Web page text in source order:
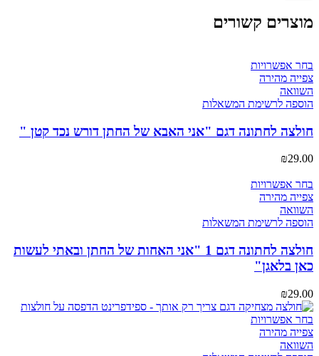
מוצרים קשורים
בחר אפשרויות
מספר
ניתן
לבחור
המוצר
צפייה מהירה
השוואה
הוספה לרשימת המשאלות
חולצה לחתונה דגם "אני האבא של החתן דורש נכד קטן "
₪29.00
בחר אפשרויותלמוצר
מספר
ניתן
המוצר
צפייה מהירה
השוואה
הוספה לרשימת המשאלות
חולצה לחתונה דגם 1 "אני האחות של החתן ובאתי לעשות
כאן בלאגן"
₪29.00
בחר אפשרויות
צפייה מהירה
השוואה